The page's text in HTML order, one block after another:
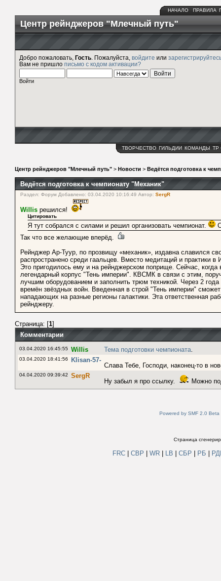
НАЧАЛО ПРАВИЛА
Центр рейнджеров "Млечный путь"
Добро пожаловать, Гость . Пожалуйста, войдите или
Вам не пришло письмо с кодом активации?
Войти
ТВОРЧЕСТВО ГИЛЬДИИ КОМАНДЫ ТР
Центр рейнджеров "Млечный путь" > Новости > Ведётся подготовка к
Ведётся подготовка к чемпионату "Механик"
Раздел: Форум Добавлено: 03.04.2020 10:16:49 Автор: SergR
Willis решился!
Цитировать
Я тут собрался с силами и решил организовать чемпионат.
Так что все желающие вперёд.
Рейнджер Ар-Туур, по прозвищу «механик», издавна славился
распространено среди гаальцев. Вместо медитаций и практики
Это пригодилось ему и на рейнджерском поприще. Сейчас,
легендарный корпус "Тень империи". КВСМК в связи с этим,
лучшим оборудованием и заполнить трюм техникой. Через 2
времён звёздных войн. Введенная в строй "Тень империи"
нападающих на разные регионы галактики. Эта ответственная
рейнджеру.
Страница: [1]
Комментарии
03.04.2020 16:45:55 Willis Тема подготовки чемпионата.
03.04.2020 18:41:56 Klisan-57-
Слава Тебе, Господи, наконец-то в
04.04.2020 09:39:42 SergR
Ну забыл я про ссылку. Можно
Powered by SMF 2.0 Beta
Страница
FRC СВР WR LB СБР РБ